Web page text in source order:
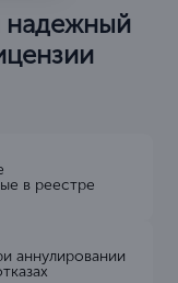
надежный
в реестре
аннулировании